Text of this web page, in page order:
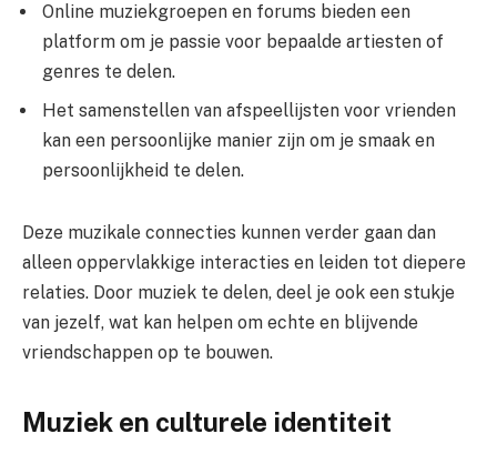
Online muziekgroepen en forums bieden een
platform om je passie voor bepaalde artiesten of
genres te delen.
Het samenstellen van afspeellijsten voor vrienden
kan een persoonlijke manier zijn om je smaak en
persoonlijkheid te delen.
Deze muzikale connecties kunnen verder gaan dan
alleen oppervlakkige interacties en leiden tot diepere
relaties. Door muziek te delen, deel je ook een stukje
van jezelf, wat kan helpen om echte en blijvende
vriendschappen op te bouwen.
Muziek en culturele identiteit